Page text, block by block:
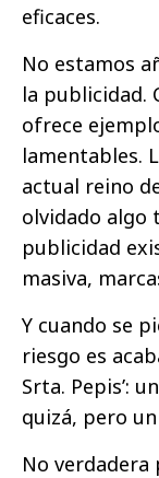
eficaces.
No estamos
la publicidad.
ofrece
lamentables.
actual reino
olvidado algo
publicidad
masiva,
Y cuando se
riesgo es
Srta. Pepis’:
quizá, pero
No verdadera